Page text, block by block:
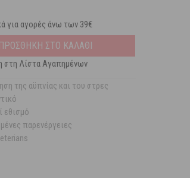
για αγορές άνω των 39€
ΠΡΟΣΘΗΚΗ ΣΤΟ ΚΑΛΑΘΙ
στη Λίστα Αγαπημένων
της αϋπνίας και του στρες
εθισμό
παρενέργειες